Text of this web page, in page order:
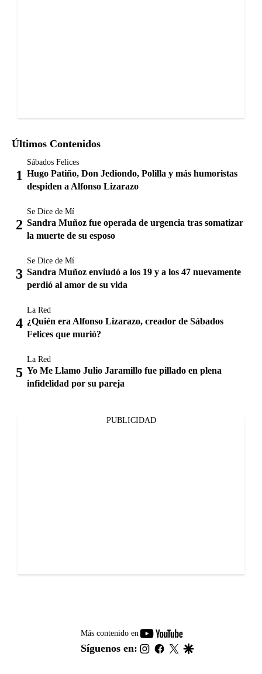
Últimos Contenidos
Sábados Felices
Hugo Patiño, Don Jediondo, Polilla y más humoristas
despiden a Alfonso Lizarazo
Se Dice de Mí
Sandra Muñoz fue operada de urgencia tras somatizar
la muerte de su esposo
Se Dice de Mí
Sandra Muñoz enviudó a los 19 y a los 47 nuevamente
perdió al amor de su vida
La Red
¿Quién era Alfonso Lizarazo, creador de Sábados
Felices que murió?
La Red
Yo Me Llamo Julio Jaramillo fue pillado en plena
infidelidad por su pareja
PUBLICIDAD
Más contenido en
youtube-
footer
Síguenos en: instagram
facebook
twitter